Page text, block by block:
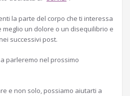
la parte del corpo che ti interessa
un dolore o un disequilibrio e
successivi post.
parleremo nel prossimo
e non solo, possiamo aiutarti a